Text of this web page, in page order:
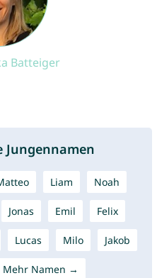
Batteiger
Jungennamen
Liam Noah
Jonas Emil Felix
Lucas Milo Jakob
Mehr Namen →